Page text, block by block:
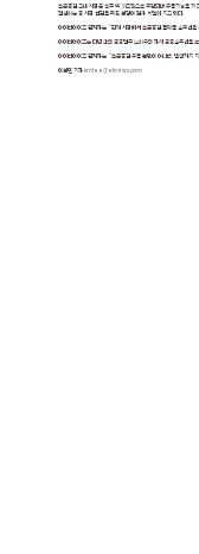
토큰증권 국내 시장은 향후 약 34조원으로 추정되며 유통기능을
결성하는 등 시장 선점을 위한 경쟁이 점차 치열해 지고 있다.
아이티아이즈 관계자는 “현재 시장에서 토큰증권 플랫폼 솔루션을
아이티아이즈는 다년 간의 금융업무 노하우와 자체 금융솔루션을
아이티아이즈 관계자는 “토큰증권 유통 뿐만이 아니라, 발행까지
이경민 기자kmlee@etnews.com